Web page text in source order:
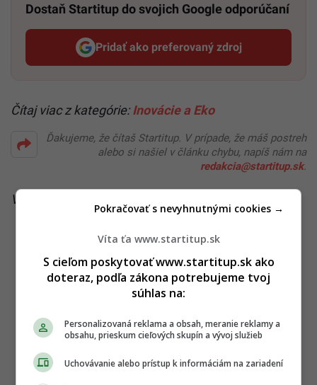
Dostaň Startitup do svojich Google odporúčaní
Pridať ako preferovaný zdroj
Startitup, odkaz sa otvorí v
Čítaj viac z kategórie: Inovácie a Eko
Ďakujeme, že čítaš Startitup. V prípade, že máš postreh
alebo si našiel v článku chybu, napíš nám na
redakcia@startitup.sk.
Viac k téme:
Víta ťa www.startitup.sk
S cieľom poskytovať www.startitup.sk ako
doteraz, podľa zákona potrebujeme tvoj
súhlas na:
Personalizovaná reklama a obsah, meranie reklamy a
obsahu, prieskum cieľových skupín a vývoj služieb
Uchovávanie alebo prístup k informáciám na zariadení
Pokračovať s nevyhnutnými cookies →